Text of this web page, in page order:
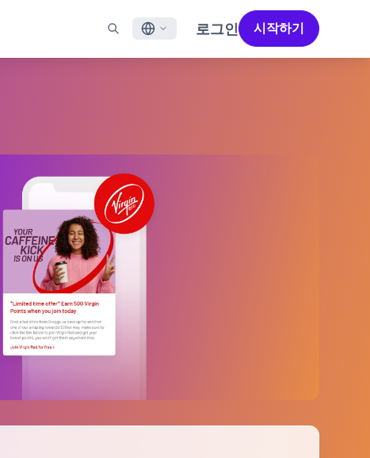
KakaoTalk
WhatsApp
모든 채널 보기
작동 방식
수직 통합된 기술 스택을 분석합니다.
2025 글로벌 고객 참여 리뷰
제5차 글로벌 고객 참여 리뷰에서는 2025년
마케터들이 주목해야 할 주요 트렌드를
살펴봅니다.
법적 고지 사항
법률 약관, 정책, 규정 준수 등에 대한 정보를 확인하세요.
한국어
Português BR
Español
로그인 시작하기